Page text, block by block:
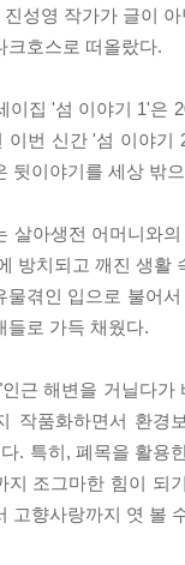
성영 작가가 글이
크호스로 떠올랐다.
이집 '섬 이야기 1'은
이번 신간 '섬 이야기
뒷이야기를 세상 밖
살아생전 어머니와
방치되고 깨진 생활
물겪인 입으로 불어
들로 가득 채웠다.
근 해변을 거닐다
작품화하면서 환경
. 특히, 폐목을 활용
지 조그마한 힘이 되
고향사랑까지 엿 볼